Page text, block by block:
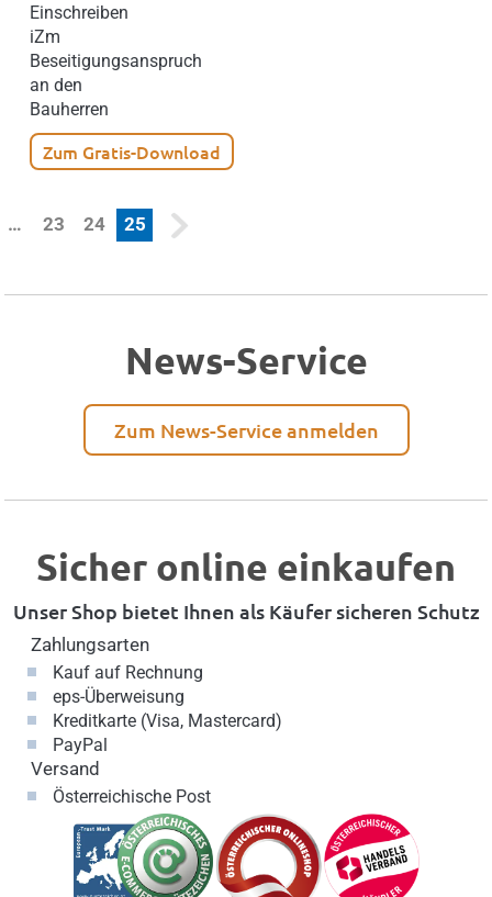
Einschreiben
iZm
Beseitigungsanspruch
an den
Bauherren
Zum Gratis-Download
… 23 24 25(current)
News-Service
Zum News-Service anmelden
Sicher online einkaufen
Unser Shop bietet Ihnen als Käufer sicheren Schutz
Zahlungsarten
Kauf auf Rechnung
eps-Überweisung
Kreditkarte (Visa, Mastercard)
PayPal
Versand
Österreichische Post